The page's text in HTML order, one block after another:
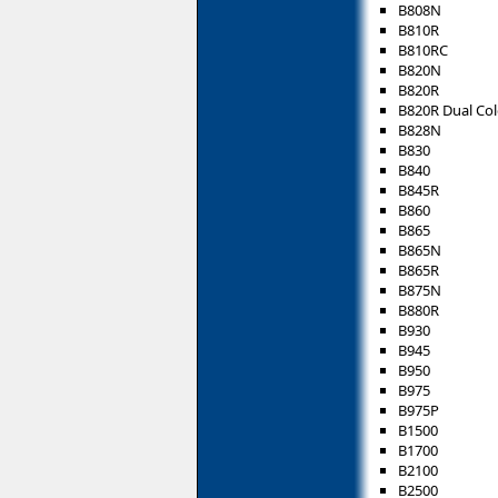
B808N
B810R
B810RC
B820N
B820R
B820R Dual
B828N
B830
B840
B845R
B860
B865
B865N
B865R
B875N
B880R
B930
B945
B950
B975
B975P
B1500
B1700
B2100
B2500